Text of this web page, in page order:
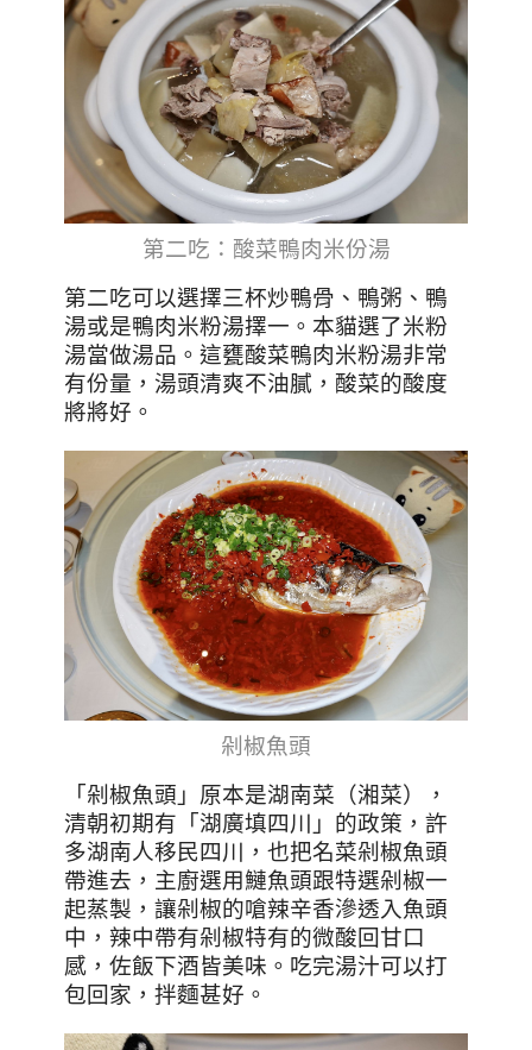
第二吃：酸菜鴨肉米份湯
第二吃可以選擇三杯炒鴨骨、鴨粥、鴨
湯或是鴨肉米粉湯擇一。本貓選了米粉
湯當做湯品。這甕酸菜鴨肉米粉湯非常
有份量，湯頭清爽不油膩，酸菜的酸度
將將好。
剁椒魚頭
「剁椒魚頭」原本是湖南菜（湘菜），
清朝初期有「湖廣填四川」的政策，許
多湖南人移民四川，也把名菜剁椒魚頭
帶進去，主廚選用鰱魚頭跟特選剁椒一
起蒸製，讓剁椒的嗆辣辛香滲透入魚頭
中，辣中帶有剁椒特有的微酸回甘口
感，佐飯下酒皆美味。吃完湯汁可以打
包回家，拌麵甚好。